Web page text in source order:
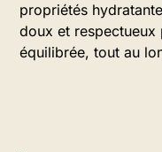
propriétés
doux et respectueux
équilibrée, tout au